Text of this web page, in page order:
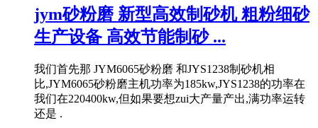
jym砂粉磨 新型高效制砂机 粗粉细砂
生产设备 高效节能制砂 ...
我们首先那 JYM6065砂粉磨 和JYS1238制砂机相
比,JYM6065砂粉磨主机功率为185kw,JYS1238的功率在
我们在220400kw,但如果要想zui大产量产出,满功率运转
还是 .